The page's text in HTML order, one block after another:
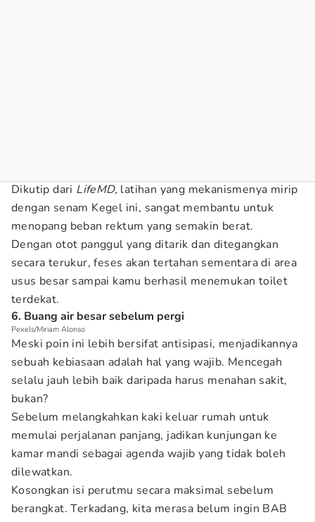
Dikutip dari LifeMD, latihan yang mekanismenya mirip
dengan senam Kegel ini, sangat membantu untuk
menopang beban rektum yang semakin berat.
Dengan otot panggul yang ditarik dan ditegangkan
secara terukur, feses akan tertahan sementara di area
usus besar sampai kamu berhasil menemukan toilet
terdekat.
6. Buang air besar sebelum pergi
Pexels/Miriam Alonso
Meski poin ini lebih bersifat antisipasi, menjadikannya
sebuah kebiasaan adalah hal yang wajib. Mencegah
selalu jauh lebih baik daripada harus menahan sakit,
bukan?
Sebelum melangkahkan kaki keluar rumah untuk
memulai perjalanan panjang, jadikan kunjungan ke
kamar mandi sebagai agenda wajib yang tidak boleh
dilewatkan.
Kosongkan isi perutmu secara maksimal sebelum
berangkat. Terkadang, kita merasa belum ingin BAB